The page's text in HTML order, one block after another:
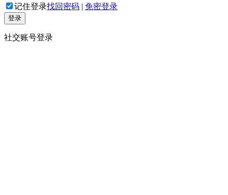
记住登录找回密码 | 免密登录
登录
社交账号登录